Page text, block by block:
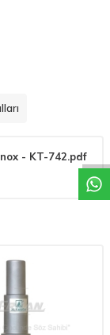
WhatappDesteHatt
- KT-742.pdf